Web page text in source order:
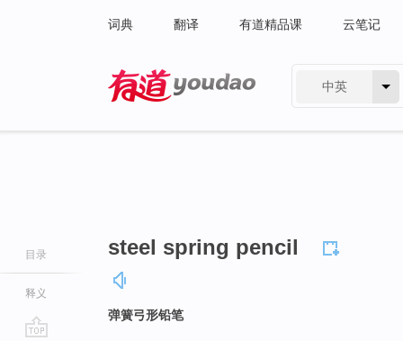
词典 翻译 有道精品课 云笔记
中英
目录
释义
steel spring pencil
弹簧弓形铅笔